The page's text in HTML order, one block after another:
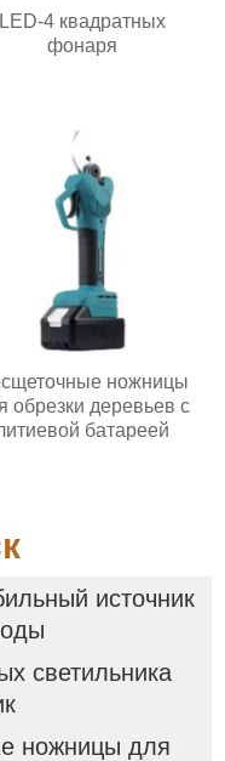
LED-4 квадратных
фонаря
ножницы
обрезки деревьев с
батареей
источник
светильника
ножницы для